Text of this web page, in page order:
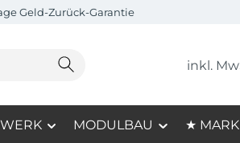
Geld-Zurück-Garantie
inkl.
MODULBAU ★